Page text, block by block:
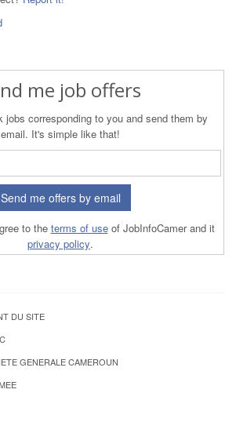
me job offers
jobs corresponding to you and send them by
email. It's simple like that!
Send me offers by email
to the terms of useof JobInfoCamer and it
privacy policy.
DU SITE
GENERALE CAMEROUN